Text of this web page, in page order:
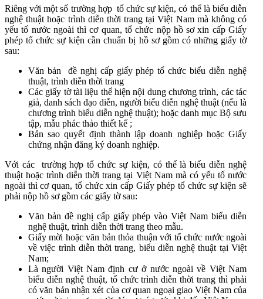
Riêng với một số trường hợp tổ chức sự kiện, có thể là biểu diễn
nghệ thuật hoặc trình diễn thời trang tại Việt Nam mà không có
yếu tố nước ngoài thì cơ quan, tổ chức nộp hồ sơ xin cấp Giấy
phép tổ chức sự kiện cần chuẩn bị hồ sơ gồm có những giấy tờ
sau:
Văn bản đề nghị cấp giấy phép tổ chức biểu diễn nghệ
thuật, trình diễn thời trang
Các giấy tờ tài liệu thể hiện nội dung chương trình, các tác
giả, danh sách đạo diễn, người biểu diễn nghệ thuật (nếu là
chương trình biểu diễn nghệ thuật); hoặc danh mục Bộ sưu
tập, mẫu phác thảo thiết kế ;
Bản sao quyết định thành lập doanh nghiệp hoặc Giấy
chứng nhận đăng ký doanh nghiệp.
Với các trường hợp tổ chức sự kiện, có thể là biểu diễn nghệ
thuật hoặc trình diễn thời trang tại Việt Nam mà có yếu tố nước
ngoài thì cơ quan, tổ chức xin cấp Giấy phép tổ chức sự kiện sẽ
phải nộp hồ sơ gồm các giấy tờ sau:
Văn bản đề nghị cấp giấy phép vào Việt Nam biểu diễn
nghệ thuật, trình diễn thời trang theo mẫu.
Giấy mời hoặc văn bản thỏa thuận với tổ chức nước ngoài
về việc trình diễn thời trang, biểu diễn nghệ thuật tại Việt
Nam;
Là người Việt Nam định cư ở nước ngoài về Việt Nam
biểu diễn nghệ thuật, tổ chức trình diễn thời trang thì phải
có văn bản nhận xét của cơ quan ngoại giao Việt Nam của